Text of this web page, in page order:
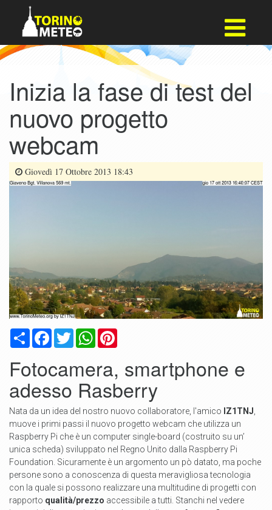
Inizia la fase di test del
nuovo progetto
webcam
Giovedì 17 Ottobre 2013 18:43
CondividiFacebook
TwitterWhatsApp
Fotocamera, smartphone e
adesso Rasberry
Nata da un idea del nostro nuovo collaboratore, l'amico IZ1TNJ
muove i primi passi il nuovo progetto webcam che utilizza un
Raspberry Pi che è un computer single-board (costruito su un’
unica scheda) sviluppato nel Regno Unito dalla Raspberry Pi
Foundation. Sicuramente è un argomento un pò datato, ma poche
persone sono a conoscenza di questa meravigliosa tecnologia
con la quale si possono realizzare una multitudine di progetti con
rapporto qualità/prezzo accessibile a tutti. Stanchi nel vedere